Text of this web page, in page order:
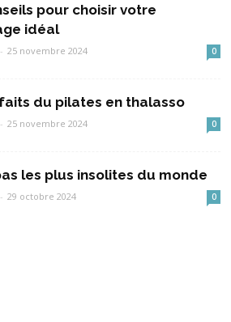
pour choisir votre
idéal
- 25 novembre 2024 0
du pilates en thalasso
- 25 novembre 2024 0
les plus insolites du monde
- 29 octobre 2024 0